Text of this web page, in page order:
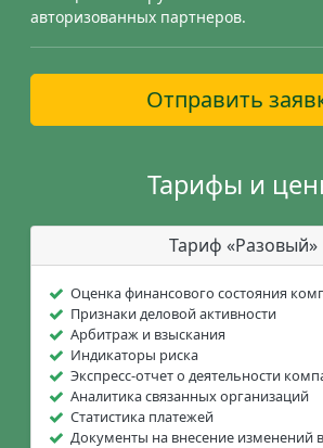
авторизованных партнеров.
Отправить
Тарифы и
Тариф «Разовый»
Оценка финансового состояния
Признаки деловой активности
Арбитраж и взыскания
Индикаторы риска
Экспресс-отчет о деятельности
Аналитика связанных организаций
Статистика платежей
Документы на внесение изменений